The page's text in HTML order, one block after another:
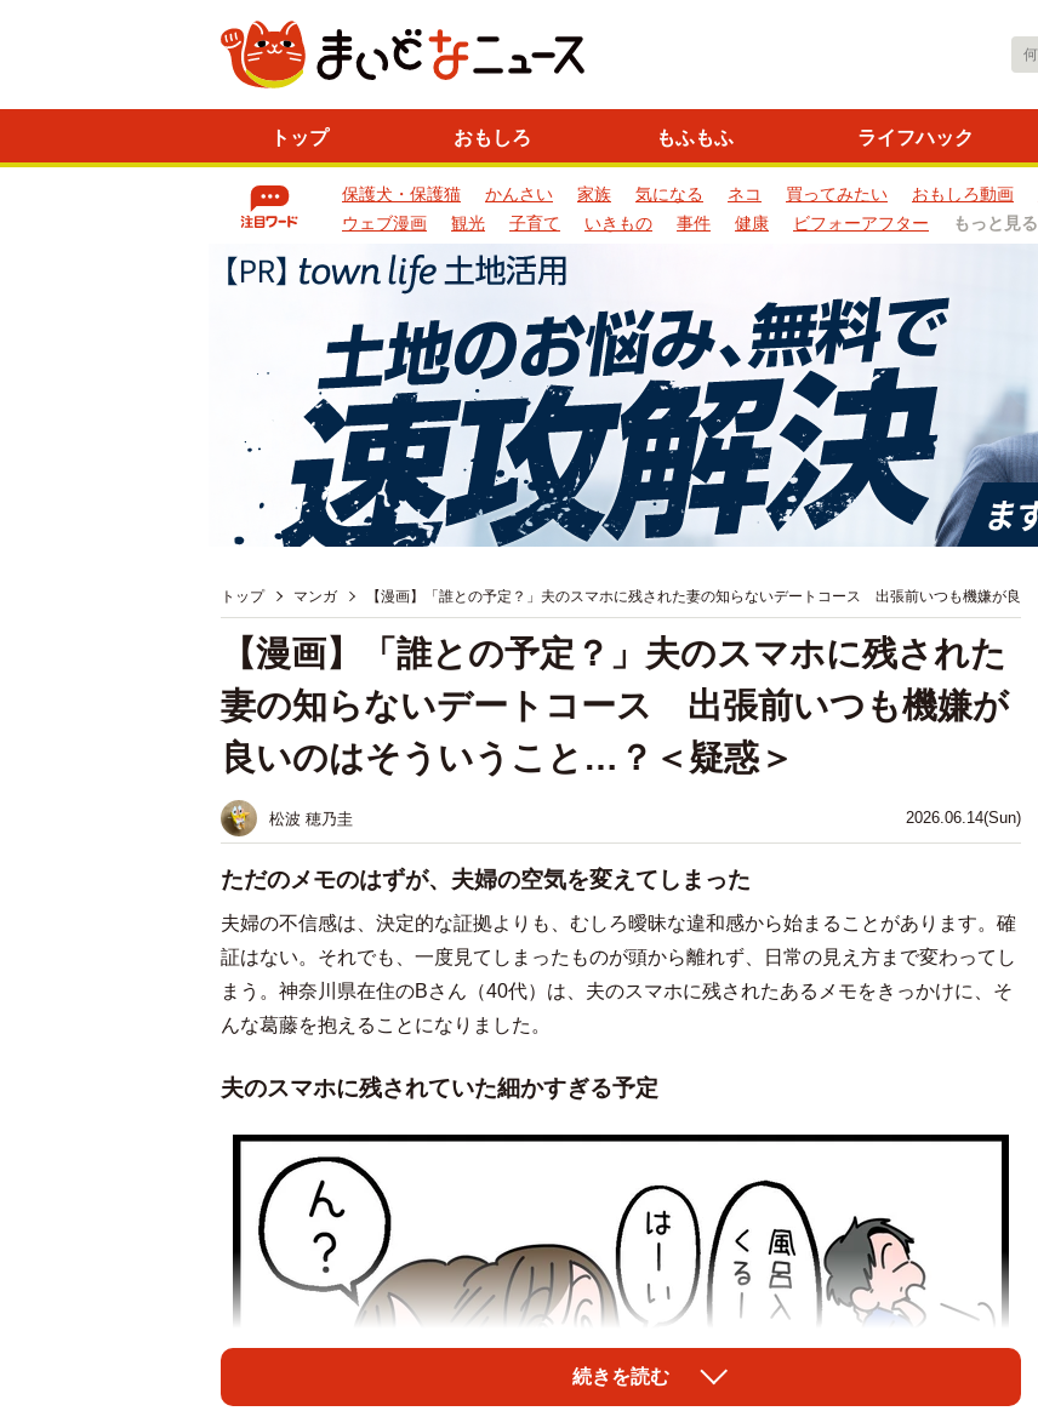
トップ おもしろ もふもふ ライフハック
保護犬・保護猫 かんさい 家族 気になる ネコ 買ってみたい おもしろ動画
ウェブ漫画
観光 子育て いきもの 事件 健康 ビフォーアフター もっと見る
トップ マンガ 【漫画】「誰との予定？」夫のスマホに残された妻の知らないデートコース 出張前いつも機嫌が良
2026.06.14(Sun)
【漫画】「誰との予定？」夫のスマホに残された
妻の知らないデートコース 出張前いつも機嫌が
良いのはそういうこと…？＜疑惑＞
松波 穂乃圭
ただのメモのはずが、夫婦の空気を変えてしまった
夫婦の不信感は、決定的な証拠よりも、むしろ曖昧な違和感から始まることがあります。確
証はない。それでも、一度見てしまったものが頭から離れず、日常の見え方まで変わってし
まう。神奈川県在住のBさん（40代）は、夫のスマホに残されたあるメモをきっかけに、そ
んな葛藤を抱えることになりました。
夫のスマホに残されていた細かすぎる予定
続きを読む